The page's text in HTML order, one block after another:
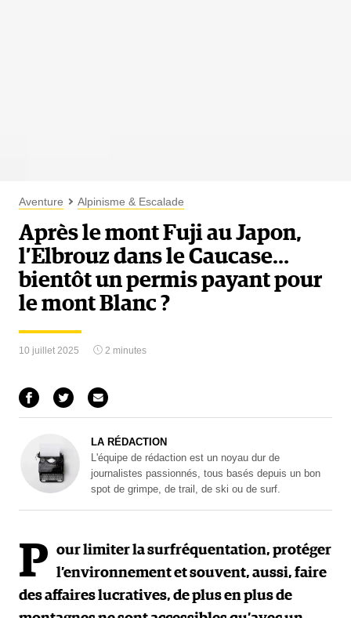
Aventure Alpinisme & Escalade
Après le mont Fuji au Japon,
l’Elbrouz dans le Caucase…
bientôt un permis payant pour
le mont Blanc ?
10 juillet 2025 2 minutes
LA RÉDACTION
L'équipe de rédaction est un noyau dur de
journalistes passionnés, tous basés depuis un bon
spot de grimpe, de trail, de ski ou de surf.
P our limiter la surfréquentation, protéger
l’environnement et souvent, aussi, faire
des affaires lucratives, de plus en plus de